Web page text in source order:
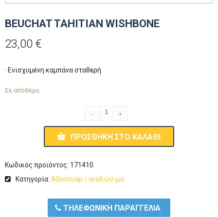
BEUCHAT TAHITIAN WISHBONE
23,00 €
· Ενισχυμένη καμπάνα σταθερή
Σε απόθεμα
ΠΡΟΣΘΉΚΗ ΣΤΟ ΚΑΛΆΘΙ
Κωδικός προϊόντος: 171410
Κατηγορία: Αξεσουάρ / αναλώσιμα
ΤΗΛΕΦΩΝΙΚΗ ΠΑΡΑΓΓΕΛΙΑ